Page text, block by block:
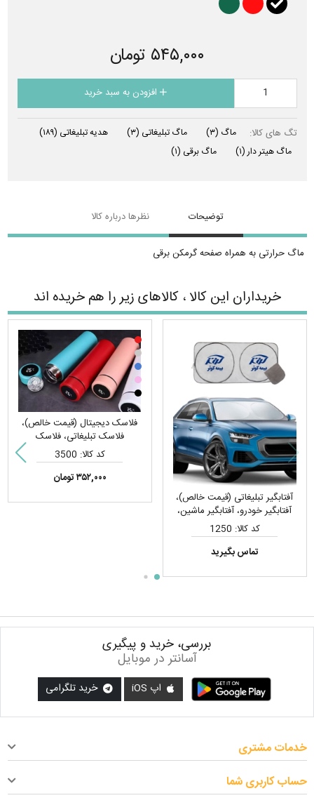
۵۴۵,۰۰۰ تومان
افزودن به سبد خرید
تگ های کالا: ماگ (۳) ماگ تبلیغاتی (۳) هدیه تبلیغاتی (۱۸۹)
ماگ هیتر دار(۱) ماگ برقی (۱)
توضیحات نظرها درباره کالا
ماگ حرارتی به همراه صفحه گرمکن برقی
خریداران این کالا ، کالاهای زیر را هم خریده اند
آفتابگیر تبلیغاتی (قیمت خالص)،
آفتابگیر خودرو، آفتابگیر ماشین،
سایبان خودرو
کد کالا: 1250
تماس بگیرید
فلاسک دیجیتال (قیمت خالص)،
فلاسک تبلیغاتی، فلاسک
هوشمند، فلاسک درجه دار
کد کالا: 3500
۳۵۲,۰۰۰ تومان
بررسی، خرید و پیگیری
آسانتر در موبایل
اپ iOS خرید تلگرامی
خدمات مشتری
حساب کاربری شما